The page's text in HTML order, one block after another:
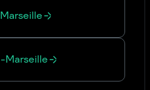
Marseille
-Marseille